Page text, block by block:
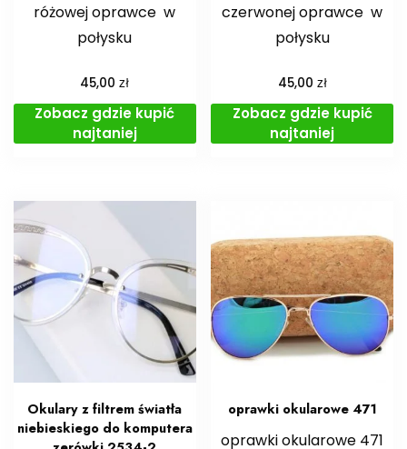
różowej oprawce w
połysku
45,00zł
Zobacz gdzie kupić
najtaniej
czerwonej oprawce w
połysku
45,00 zł
Zobacz gdzie kupić
najtaniej
Okulary z filtrem światła
niebieskiego do komputera
oprawki okularowe 471
oprawki okularowe 471